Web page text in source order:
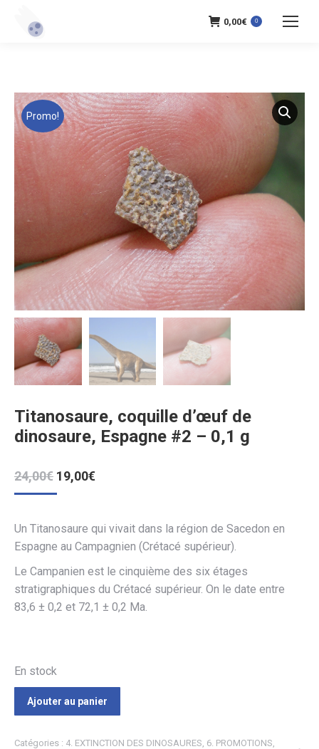
0,00€ 0
Promo!
Titanosaure, coquille d’œuf de
dinosaure, Espagne #2 – 0,1 g
24,00€ Le
prix
était :
24,00€.
19,00€Le
est :
19,00€.
Un Titanosaure qui vivait dans la région de Sacedon en
Espagne au Campagnien (Crétacé supérieur).
Le Campanien est le cinquième des six étages
stratigraphiques du Crétacé supérieur. On le date entre
83,6 ± 0,2 et 72,1 ± 0,2 Ma
En stock
Ajouter au panier
Catégories : 4. EXTINCTION DES DINOSAURES 6. PROMOTIONS